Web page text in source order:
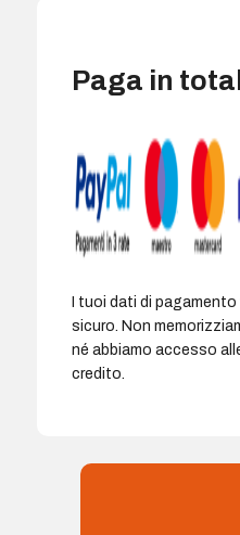
Autonomia
Microfono
Paga in
I tuoi dati di
sicuro. Non
né abbiamo accesso
credito.